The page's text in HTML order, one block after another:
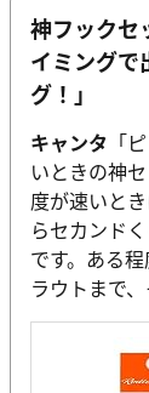
神フックセ
イミングで
グ！」
キャンタ 「
いときの神
度が速いと
らセカンド
です。ある
ラウトまで